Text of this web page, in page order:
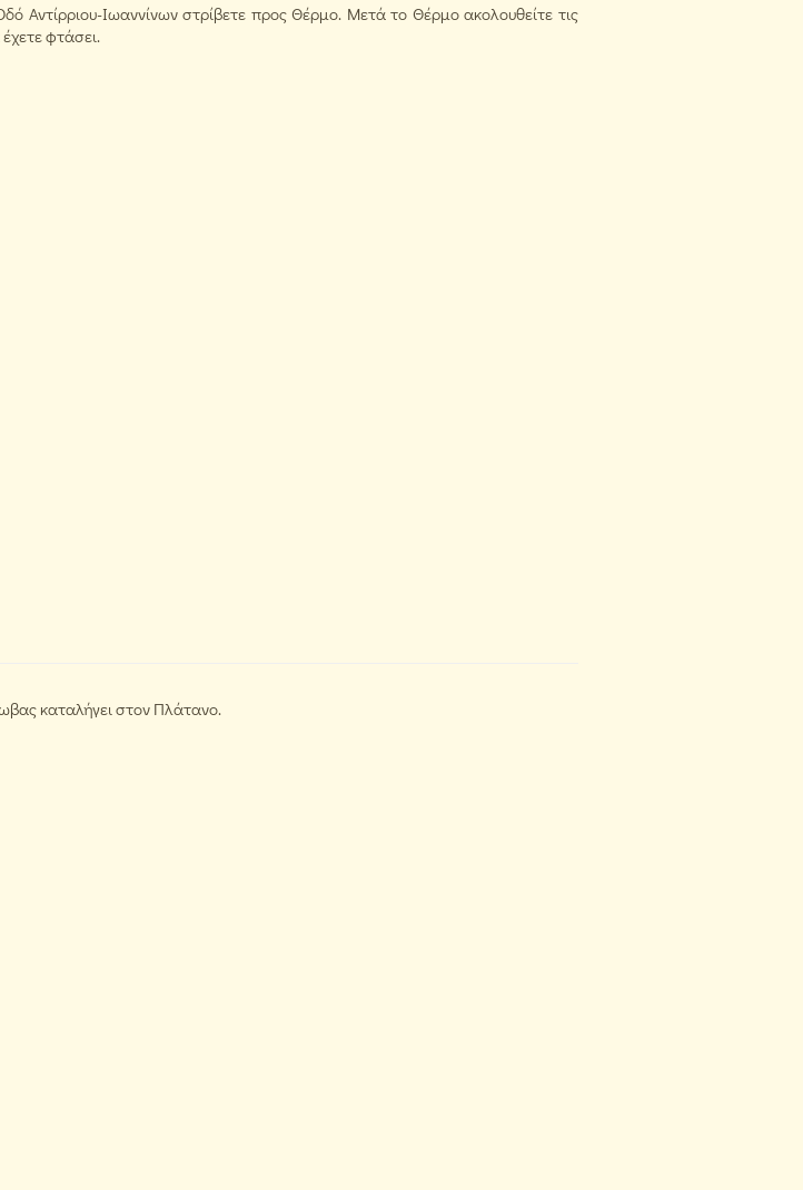
Αντίρριου-Ιωαννίνων στρίβετε προς Θέρμο. Μετά το Θέρμο ακολουθείτε τις
φτάσει.
καταλήγει στον Πλάτανο.